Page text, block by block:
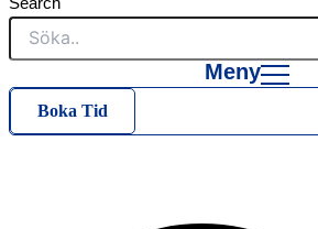
Meny
Boka Tid